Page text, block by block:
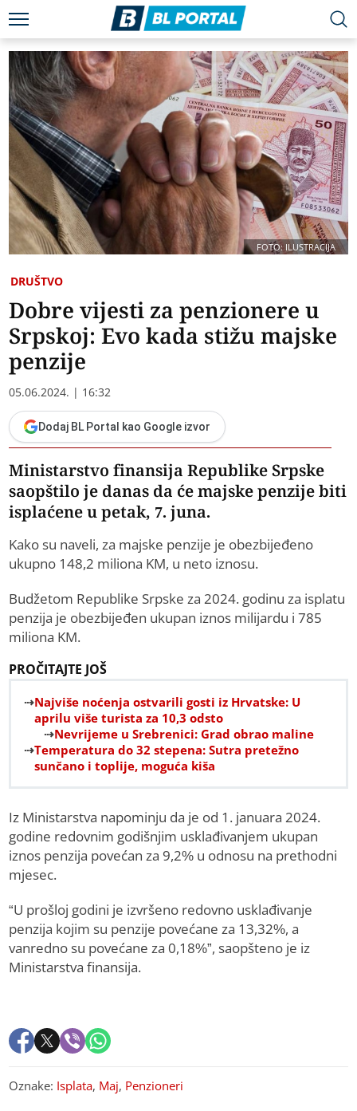
FOTO: ILUSTRACIJA
DRUŠTVO
Dobre vijesti za penzionere u
Srpskoj: Еvo kada stižu majske
penzije
05.06.2024. | 16:32
Dodaj BL Portal kao Google izvor
Ministarstvo finansija Republike Srpske
saopštilo je danas da će majske penzije biti
isplaćene u petak, 7. juna.
Kako su naveli, za majske penzije je obezbijeđeno
ukupno 148,2 miliona KM, u neto iznosu.
Budžetom Republike Srpske za 2024. godinu za isplatu
penzija je obezbijeđen ukupan iznos milijardu i 785
miliona KM.
PROČITAJTE JOŠ
Najviše noćenja ostvarili gosti iz Hrvatske: U
aprilu više turista za 10,3 odsto
Nevrijeme u Srebrenici: Grad obrao maline
Temperatura do 32 stepena: Sutra pretežno
sunčano i toplije, moguća kiša
Iz Ministarstva napominju da je od 1. januara 2024.
godine redovnim godišnjim usklađivanjem ukupan
iznos penzija povećan za 9,2% u odnosu na prethodni
mjesec.
“U prošloj godini je izvršeno redovno usklađivanje
penzija kojim su penzije povećane za 13,32%, a
vanredno su povećane za 0,18%”, saopšteno je iz
Ministarstva finansija.
Oznake: Isplata, Maj, Penzioneri